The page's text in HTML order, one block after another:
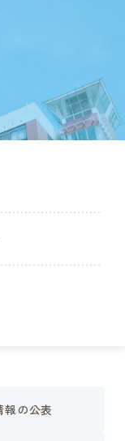
報の公表